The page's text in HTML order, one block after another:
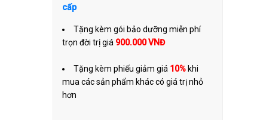
cấp
Tặng kèm gói bảo dưỡng miễn phí
trọn đời trị giá 900.000 VNĐ
Tặng kèm phiếu giảm giá 10% khi
mua các sản phẩm khác có giá trị nhỏ
hơn